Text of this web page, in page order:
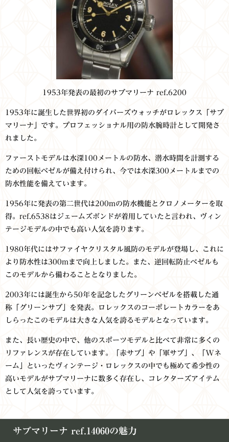
1953年発表の最初のサブマリーナ ref.6200
1953年に誕生した世界初のダイバーズウォッチがロレックス「サブ
マリーナ」です。プロフェッショナル用の防水腕時計として開発さ
れました。
ファーストモデルは水深100メートルの防水、潜水時間を計測する
ための回転ベゼルが備え付けられ、今では水深300メートルまでの
防水性能を備えています。
1956年に発表の第二世代は200mの防水機能とクロノメーターを取
得。ref.6538はジェームズボンドが着用していたと言われ、ヴィン
テージモデルの中でも高い人気を誇ります。
1980年代にはサファイヤクリスタル風防のモデルが登場し、これに
より防水性は300mまで向上しました。また、逆回転防止べゼルも
このモデルから備わることとなりました。
2003年には誕生から50年を記念したグリーンベゼルを搭載した通
称「グリーンサブ」を発表。ロレックスのコーポレートカラーをあ
しらったこのモデルは大きな人気を誇るモデルとなっています。
また、長い歴史の中で、他のスポーツモデルと比べて非常に多くの
リファレンスが存在しています。「赤サブ」や「軍サブ」、「Wネ
ーム」といったヴィンテージ・ロレックスの中でも極めて希少性の
高いモデルがサブマリーナに数多く存在し、コレクターズアイテム
として人気を誇っています。
サブマリーナ ref.14060の魅力